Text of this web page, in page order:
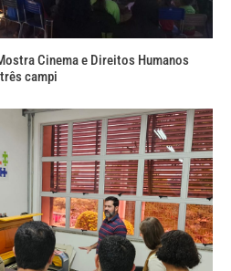
Cinema e Direitos Humanos
campi